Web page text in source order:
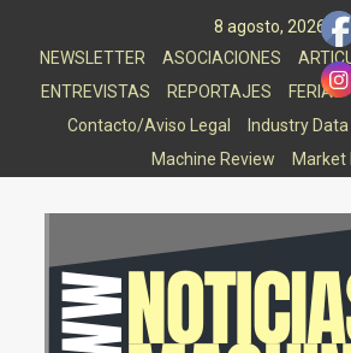
8 agosto, 2026
NEWSLETTER
ASOCIACIONES
ENTREVISTAS
REPORTAJES FERIAS
Contacto/Aviso Legal
Industry Data
Machine Review
Market